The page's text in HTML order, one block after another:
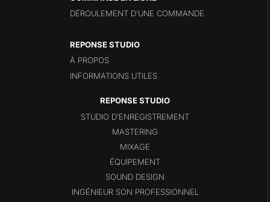
DÉROULEMENT D’UNE COMMANDE
REPONSE STUDIO
À PROPOS
INFORMATIONS UTILES
STUDIO D’ENREGISTREMENT
MASTERING
MIXAGE
ÉQUIPEMENT
SOUND DESIGN
INGÉNIEUR SON PROFESSIONNEL